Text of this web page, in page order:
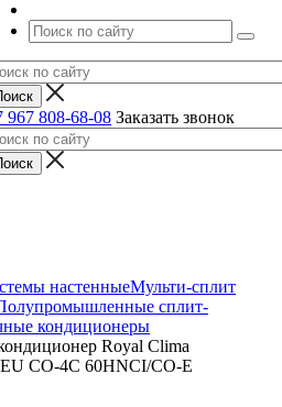
967 808-68-08 Заказать звонок
настенныеМульти-сплит
сплит-
кондиционеры
Royal Clima
CO-4C 60HNCI/CO-E